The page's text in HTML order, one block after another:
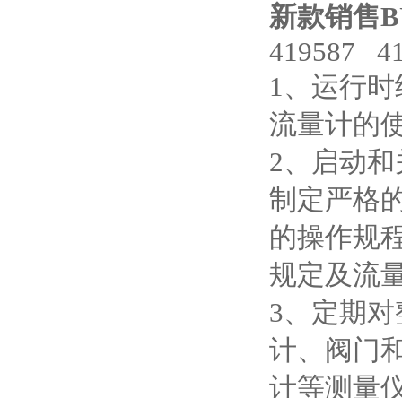
新款销售
419587
1、运行
流量计的
2、启动
制定严格
的操作规
规定及流
3、定期
计、阀门
计等测量